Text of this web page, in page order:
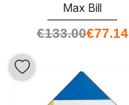
Max Bill
€133.00€77.14